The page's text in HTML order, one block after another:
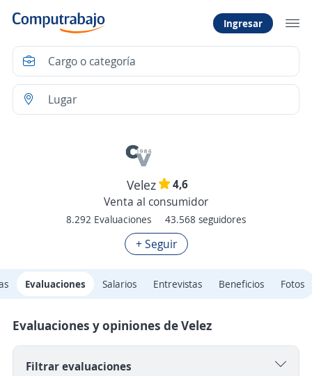
Ingresar
Velez
4,6
Venta al consumidor
8.292 Evaluaciones 43.568 seguidores
+ Seguir
Evaluaciones Salarios Entrevistas Beneficios Fotos
Evaluaciones y opiniones de Velez
Filtrar evaluaciones